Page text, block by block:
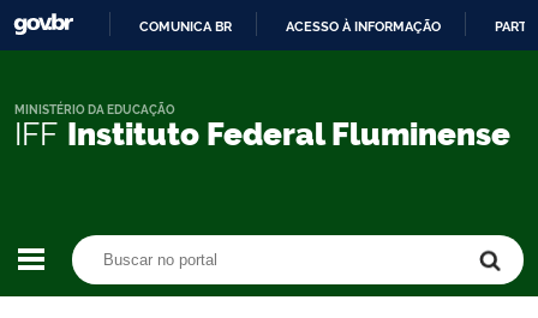
CONTEÚDO
COMUNICA BR ACESSO À INFORMAÇÃO
IFF Instituto Federal Fluminense
MINISTÉRIO DA EDUCAÇÃO